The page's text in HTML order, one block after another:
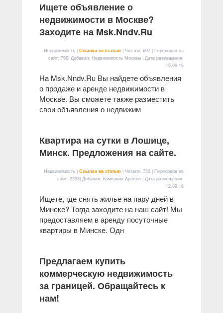
Ищете объявление о
недвижимости в Москве?
Заходите на Msk.Nndv.Ru
Недвижимость | Ссылка на статью | Читали: 697 | Переходов на
сайт: 790| Добавил: Недвижимость Москвы | Дата размещения:
15.09.16
На Msk.Nndv.Ru Вы найдете объявления
о продаже и аренде недвижимости в
Москве. Вы сможете также разместить
свои объявления о недвижим
Квартира на сутки в Лошице,
Минск. Предложения на сайте.
Недвижимость | Ссылка на статью | Читали: 730 | Переходов на
сайт: 2203| Добавил: Компания Aparton | Дата размещения:
12.09.16
Ищете, где снять жилье на пару дней в
Минске? Тогда заходите на наш сайт! Мы
предоставляем в аренду посуточные
квартиры в Минске. Одн
Предлагаем купить
коммерческую недвижимость
за границей. Обращайтесь к
нам!